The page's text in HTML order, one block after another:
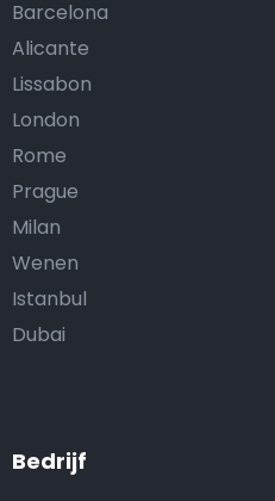
Bedrijf
Barcelona
Alicante
Lissabon
London
Rome
Prague
Milan
Wenen
Istanbul
Dubai